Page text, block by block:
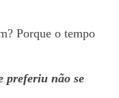
Porque o tempo
preferiu não se